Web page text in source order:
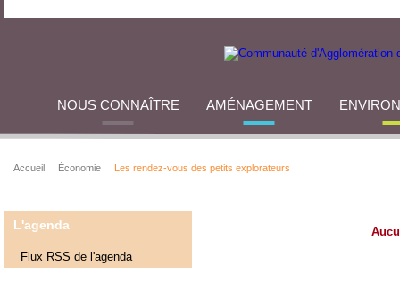
NOUS CONNAÎTRE AMÉNAGEMENT
Accueil Économie Les rendez-vous des petits explorateurs
L'agenda
Flux RSS de l'agenda